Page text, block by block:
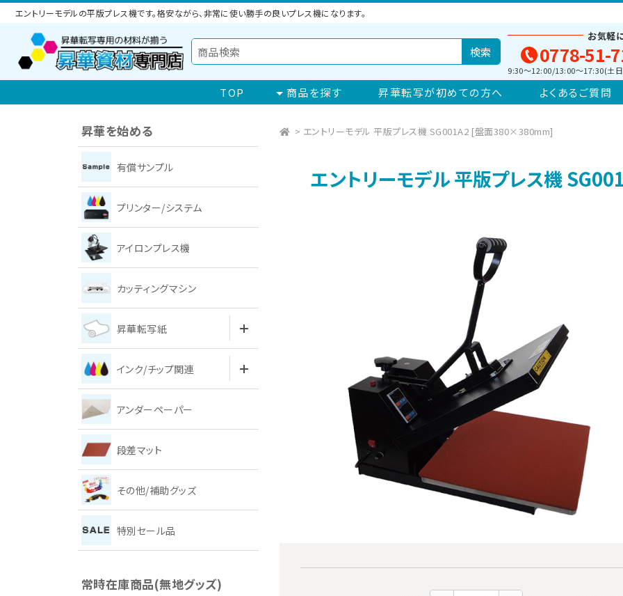
エントリーモデルの平版プレス機です。格安ながら、非常に使い勝手の良いプレス機になります。
お気軽
0778-51-
9:30～12:00/13:00～17:30(土日
TOP 商品を探す 昇華転写が初めての方へ よくあるご質問
> エントリーモデル 平版プレス機 SG001A2 [盤面380×380mm]
エントリーモデル 平版プレス機
昇華を始める
有償サンプル
プリンター/システム
アイロンプレス機
カッティングマシン
昇華転写紙
インク/チップ関連
アンダーペーパー
段差マット
その他/補助グッズ
特別セール品
常時在庫商品(無地グッズ)